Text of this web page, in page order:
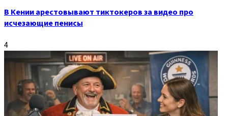
В Кении арестовывают тиктокеров за видео про
исчезающие пенисы
4